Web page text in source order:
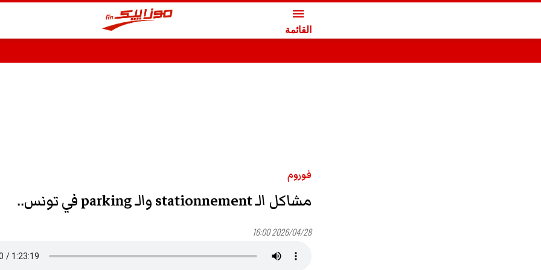
menu
القائمة
فوروم
مشاكل الـ stationnement والـ parking في تونس..
2026/04/28 16:00